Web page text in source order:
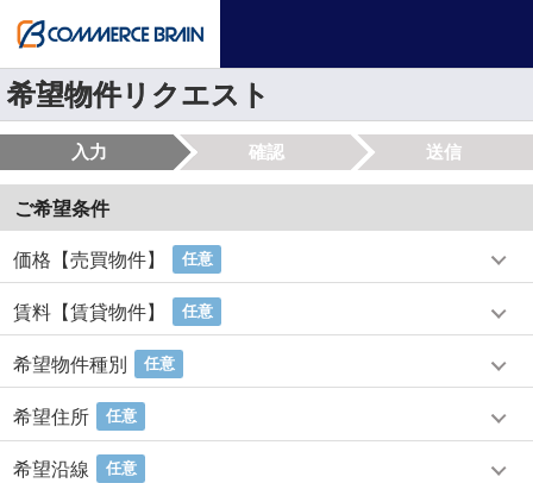
希望物件リクエスト
入力 確認 送信
ご希望条件
価格【売買物件】 任意
賃料【賃貸物件】 任意
希望物件種別 任意
希望住所 任意
希望沿線 任意